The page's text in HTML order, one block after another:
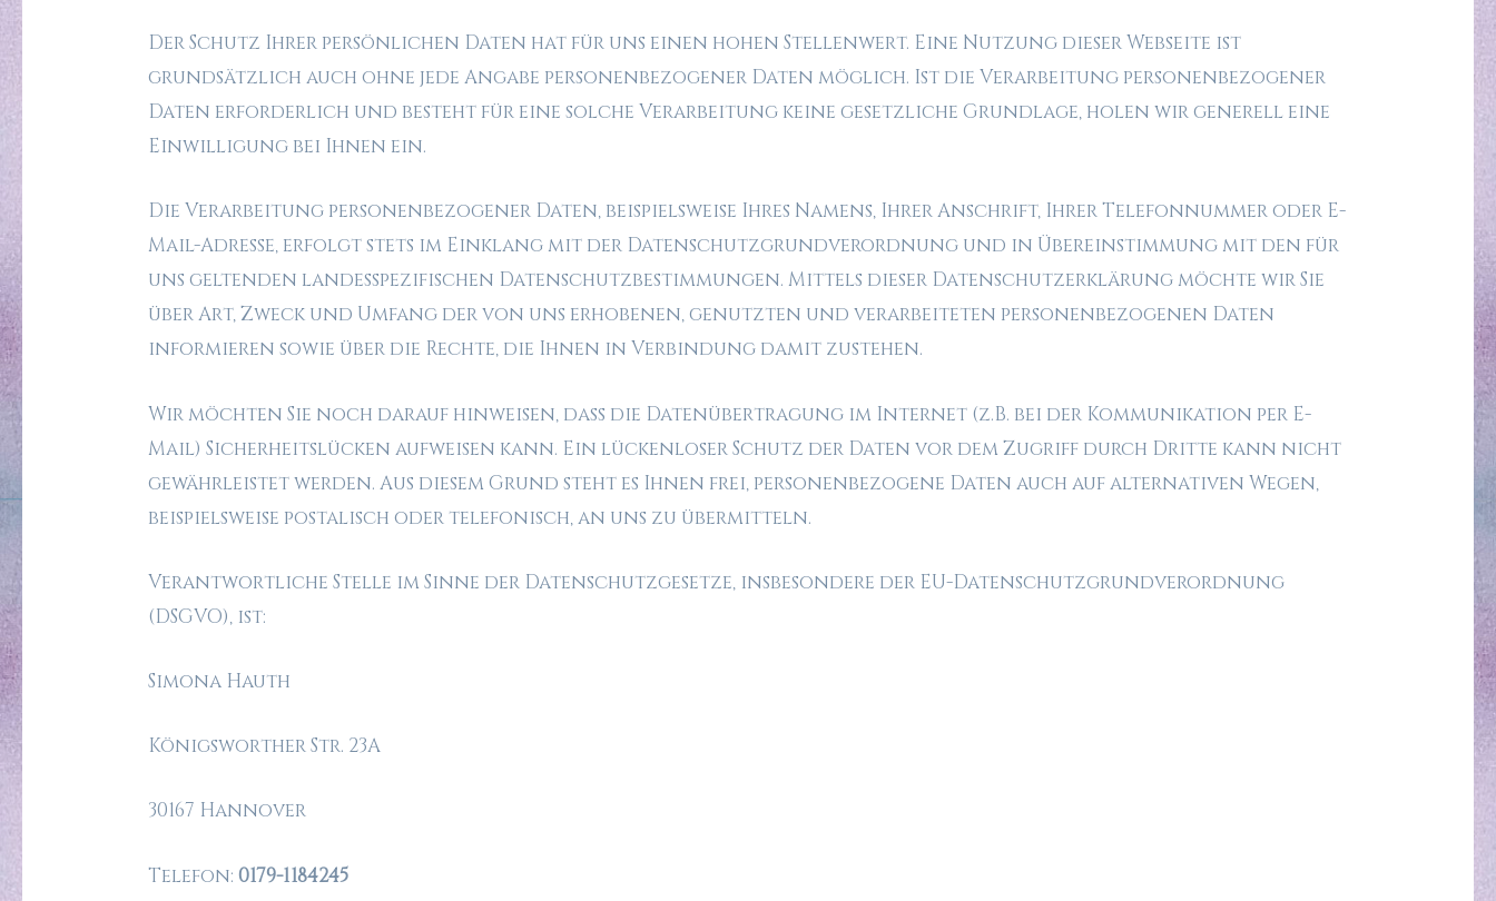
Der Schutz Ihrer persönlichen Daten hat für uns einen hohen Stellenwert. Eine Nutzung dieser Webseite ist
grundsätzlich auch ohne jede Angabe personenbezogener Daten möglich. Ist die Verarbeitung personenbezogener
Daten erforderlich und besteht für eine solche Verarbeitung keine gesetzliche Grundlage, holen wir generell eine
Einwilligung bei Ihnen ein.
Die Verarbeitung personenbezogener Daten, beispielsweise Ihres Namens, Ihrer Anschrift, Ihrer Telefonnummer oder E-
Mail-Adresse, erfolgt stets im Einklang mit der Datenschutzgrundverordnung und in Übereinstimmung mit den für
uns geltenden landesspezifischen Datenschutzbestimmungen. Mittels dieser Datenschutzerklärung möchte wir Sie
über Art, Zweck und Umfang der von uns erhobenen, genutzten und verarbeiteten personenbezogenen Daten
informieren sowie über die Rechte, die Ihnen in Verbindung damit zustehen.
Wir möchten Sie noch darauf hinweisen, dass die Datenübertragung im Internet (z.B. bei der Kommunikation per E-
Mail) Sicherheitslücken aufweisen kann. Ein lückenloser Schutz der Daten vor dem Zugriff durch Dritte kann nicht
gewährleistet werden. Aus diesem Grund steht es Ihnen frei, personenbezogene Daten auch auf alternativen Wegen,
beispielsweise postalisch oder telefonisch, an uns zu übermitteln.
Verantwortliche Stelle im Sinne der Datenschutzgesetze, insbesondere der EU-Datenschutzgrundverordnung
(DSGVO), ist:
Simona Hauth
Königsworther Str. 23A
30167 Hannover
Telefon:0179-1184245